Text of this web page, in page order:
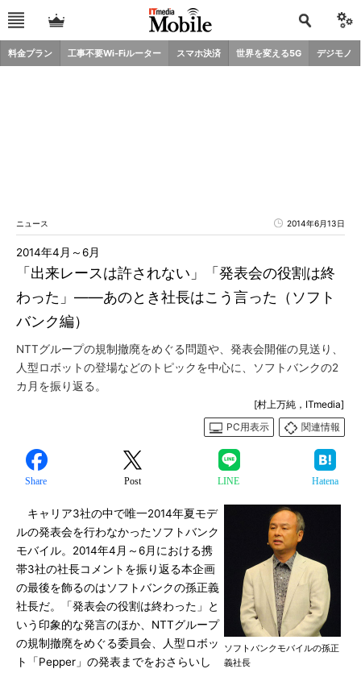
料金プラン 工事不要Wi-Fiルーター スマホ決済 世界を変える5G デジモノ
ニュース 2014年6月13日
「出来レースは許されない」「発表会の役割は終
わった」――あのとき社長はこう言った（ソフト
バンク編）
2014年4月～6月
NTTグループの規制撤廃をめぐる問題や、発表会開催の見送り、
人型ロボットの登場などのトピックを中心に、ソフトバンクの2
カ月を振り返る。
[村上万純，ITmedia]
PC用表示
関連情報
Share Post LINE Hatena
ソフトバンクモバイルの孫正
義社長
キャリア3社の中で唯一2014年夏モデ
ルの発表会を行わなかったソフトバンク
モバイル。2014年4月～6月における携
帯3社の社長コメントを振り返る本企画
の最後を飾るのはソフトバンクの孫正義
社長だ。「発表会の役割は終わった」と
いう印象的な発言のほか、NTTグループ
の規制撤廃をめぐる委員会、人型ロボッ
ト「Pepper」の発表までをおさらいし